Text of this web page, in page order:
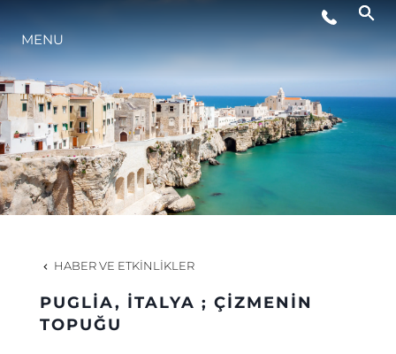
YAŞAM ŞEKLİ
YENILIK
ŞİRKET
MİRAS
MENU
HABER VE ETKINLIKLER
PUGLIA, İTALYA ; ÇIZMENIN
TOPUĞU